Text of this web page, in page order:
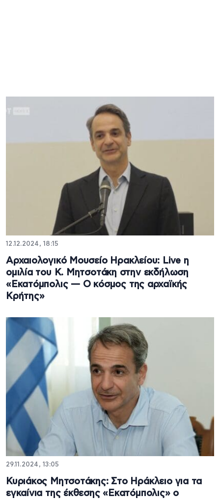
12.12.2024, 18:15
Αρχαιολογικό Μουσείο Ηρακλείου: Live η
ομιλία του Κ. Μητσοτάκη στην εκδήλωση
«Εκατόμπολις — Ο κόσμος της αρχαϊκής
Κρήτης»
29.11.2024, 13:05
Κυριάκος Μητσοτάκης: Στο Ηράκλειο για τα
εγκαίνια της έκθεσης «Εκατόμπολις» ο